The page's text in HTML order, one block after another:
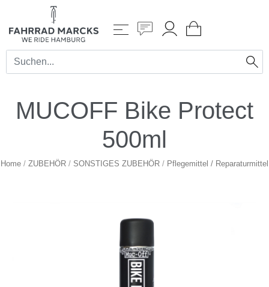
MUCOFF Bike Protect
500ml
Home / ZUBEHÖR / SONSTIGES ZUBEHÖR / Pflegemittel / Reparaturmittel